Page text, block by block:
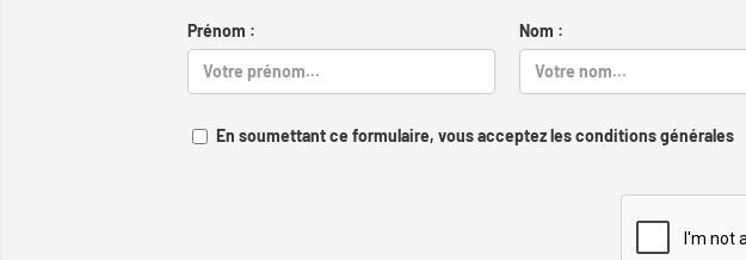
Prénom : Nom :
En soumettant ce formulaire, vous acceptez les conditions générales